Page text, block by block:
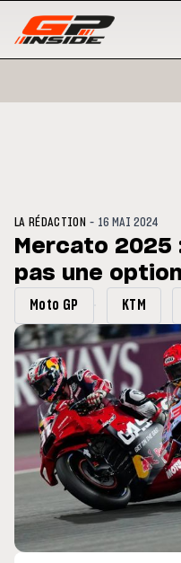
du GP de Grande-
LA RÉDACTION - 16 MAI 2024
Mercato 2025
pas une
Moto GP KTM